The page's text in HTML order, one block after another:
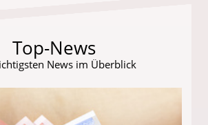
Top-News
News im Überblick